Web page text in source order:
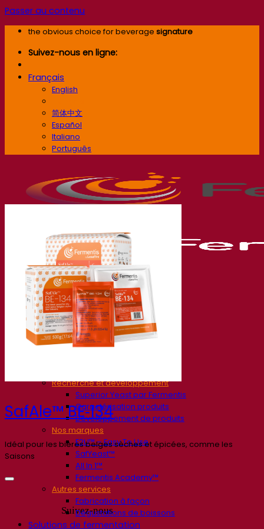
Passer au contenu
the obvious choice for beverage signature
Suivez-nous en ligne:
Français
English
简体中文
Español
Italiano
Português
Société
À propos
Expert en fermentation
Une équipe passionnée
Recherche et développement
Superior Yeast par Fermentis
Caractérisation produits
Développement de produits
Nos marques
E2U™ – Easy To Use
SafYeast™
All In 1™
Fermentis Academy™
Autres services
Fabrication à façon
Dégustations de boissons
Solutions de fermentation
SafAle™ BE‑134
Idéal pour les bières belges sèches et épicées, comme les
Saisons
Suivez-nous